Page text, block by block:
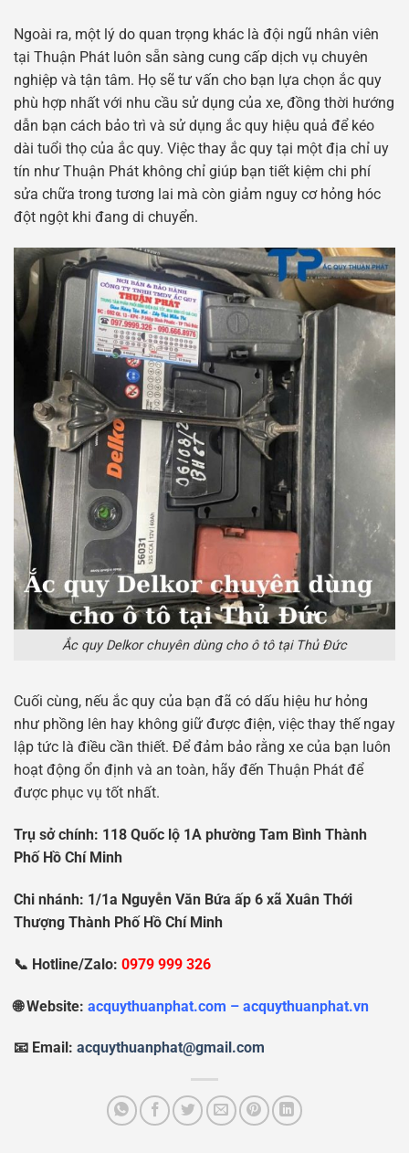
Ngoài ra, một lý do quan trọng khác là đội ngũ nhân viên
tại Thuận Phát luôn sẵn sàng cung cấp dịch vụ chuyên
nghiệp và tận tâm. Họ sẽ tư vấn cho bạn lựa chọn ắc quy
phù hợp nhất với nhu cầu sử dụng của xe, đồng thời hướng
dẫn bạn cách bảo trì và sử dụng ắc quy hiệu quả để kéo
dài tuổi thọ của ắc quy. Việc thay ắc quy tại một địa chỉ uy
tín như Thuận Phát không chỉ giúp bạn tiết kiệm chi phí
sửa chữa trong tương lai mà còn giảm nguy cơ hỏng hóc
đột ngột khi đang di chuyển.
Ắc quy Delkor chuyên dùng cho ô tô tại Thủ Đức
Cuối cùng, nếu ắc quy của bạn đã có dấu hiệu hư hỏng
như phồng lên hay không giữ được điện, việc thay thế ngay
lập tức là điều cần thiết. Để đảm bảo rằng xe của bạn luôn
hoạt động ổn định và an toàn, hãy đến Thuận Phát để
được phục vụ tốt nhất.
Trụ sởchính: 118 Quốc l ộ 1A phường Tam Bình Thành
Phố Hồ Chí Minh
Chi nhánh: 1/1a Nguyễn Văn Bứa ấp 6 xã Xuân Thới
Thượng Thành PhốHồ Chí Minh
📞 Hotline/Zalo: 0979 999 326
🌐 Website: acquythuanphat.com – acquythuanphat.vn
📧 Email: acquythuanphat@gmail.com